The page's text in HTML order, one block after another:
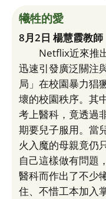
犧牲的愛
8月2日 楊慧霞教師
Netflix近來推出
迅速引發廣泛關注
局」在校園暴力猖
壞的校園秩序。其
考上醫科，竟透過
期要兒子服用。當
火入魔的母親竟仍
自己這樣做有問題
醫科而作出了不少
住、不惜工本加入